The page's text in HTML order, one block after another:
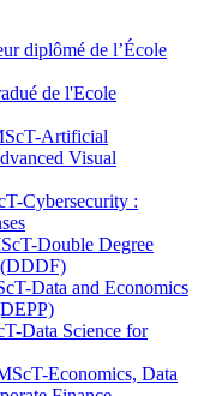
diplômé de l’École
de l'Ecole
Artificial
Visual
Cybersecurity :
Double Degree
(DDDF)
Data and Economics
Data Science for
Economics, Data